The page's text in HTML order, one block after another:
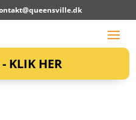
- KLIK HER